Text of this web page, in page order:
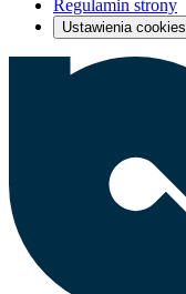
Regulamin strony
Ustawienia cookies